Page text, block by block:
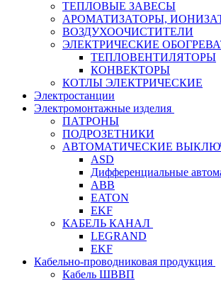
ТЕПЛОВЫЕ ЗАВЕСЫ
АРОМАТИЗАТОРЫ,
ВОЗДУХООЧИСТИТЕЛИ
ЭЛЕКТРИЧЕСКИЕ
ТЕПЛОВЕНТИЛЯТОРЫ
КОНВЕКТОРЫ
КОТЛЫ ЭЛЕКТРИЧЕСКИЕ
Электростанции
Электромонтажные изделия
ПАТРОНЫ
ПОДРОЗЕТНИКИ
АВТОМАТИЧЕСКИЕ
ASD
Дифференциальные
ABB
EATON
EKF
КАБЕЛЬ КАНАЛ
LEGRAND
EKF
Кабельно-проводниковая продукция
Кабель ШВВП